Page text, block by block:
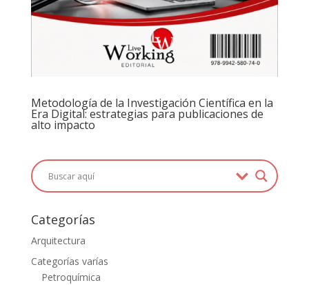
Metodología de la Investigación Científica en la
Era Digital: estrategias para publicaciones de
alto impacto
Categorías
Arquitectura
Categorías varías
Petroquímica